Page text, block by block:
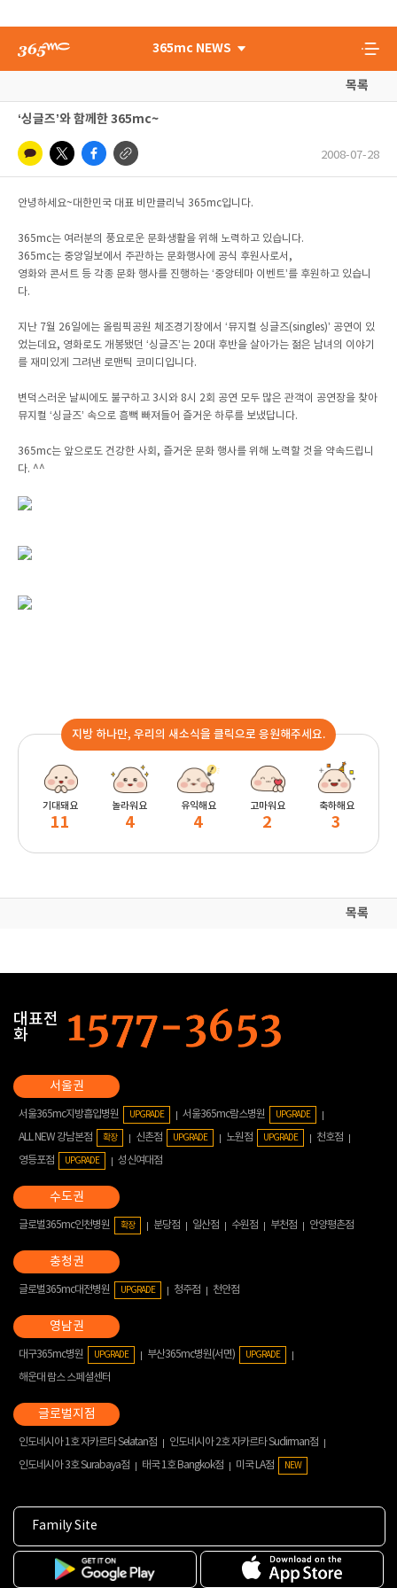
365mc NEWS
목록
‘싱글즈’와 함께한 365mc~
2008-07-28
안녕하세요~대한민국 대표 비만클리닉 365mc입니다.
365mc는 여러분의 풍요로운 문화생활을 위해 노력하고 있습니다.
365mc는 중앙일보에서 주관하는 문화행사에 공식 후원사로서,
영화와 콘서트 등 각종 문화 행사를 진행하는 ‘중앙테마 이벤트’를 후원하고 있습니
다.
지난 7월 26일에는 올림픽공원 체조경기장에서 ‘뮤지컬 싱글즈(singles)’ 공연이 있
었는데요, 영화로도 개봉됐던 ‘싱글즈’는 20대 후반을 살아가는 젊은 남녀의 이야기
를 재미있게 그려낸 로맨틱 코미디입니다.
변덕스러운 날씨에도 불구하고 3시와 8시 2회 공연 모두 많은 관객이 공연장을 찾아
뮤지컬 ‘싱글즈’ 속으로 흠뻑 빠져들어 즐거운 하루를 보냈답니다.
365mc는 앞으로도 건강한 사회, 즐거운 문화 행사를 위해 노력할 것을 약속드립니
다. ^^
지방 하나만, 우리의 새소식을 클릭으로 응원해주세요.
기대돼요
11
놀라워요
4
유익해요
4
고마워요
2
축하해요
3
목록
대표전
화
서울365mc지방흡입병원 UPGRADE 서울365mc람스병원 UPGRADE
ALL NEW 강남본점 확장 신촌점 UPGRADE 노원점 UPGRADE
천호점
영등포점
UPGRADE 성신여대점
글로벌365mc인천병원 확장 분당점 일산점 수원점 부천점 안양평촌점
글로벌365mc대전병원 UPGRADE 청주점 천안점
대구365mc병원 UPGRADE 부산365mc병원(서면) UPGRADE
해운대 람스 스페셜센터
인도네시아 1호 자카르타 Selatan점
인도네시아 2호 자카르타 Sudirman점
인도네시아 3호 Surabaya점
태국 1호 Bangkok점 미국 LA점 NEW
Family Site